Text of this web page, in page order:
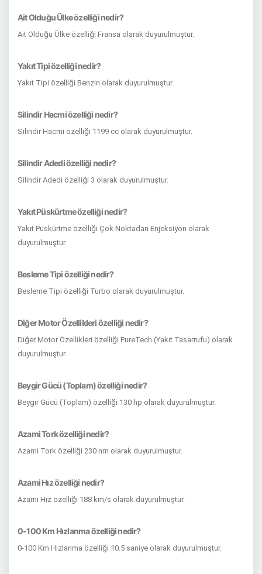
Ait Olduğu Ülke özelliği nedir?
Ait Olduğu Ülke özelliği Fransa olarak duyurulmuştur.
Yakıt Tipi özelliği nedir?
Yakıt Tipi özelliği Benzin olarak duyurulmuştur.
Silindir Hacmi özelliği nedir?
Silindir Hacmi özelliği 1199 cc olarak duyurulmuştur.
Silindir Adedi özelliği nedir?
Silindir Adedi özelliği 3 olarak duyurulmuştur.
Yakıt Püskürtme özelliği nedir?
Yakıt Püskürtme özelliği Çok Noktadan Enjeksiyon olarak
duyurulmuştur.
Besleme Tipi özelliği nedir?
Besleme Tipi özelliği Turbo olarak duyurulmuştur.
Diğer Motor Özellikleri özelliği nedir?
Diğer Motor Özellikleri özelliği PureTech (Yakıt Tasarrufu) olarak
duyurulmuştur.
Beygir Gücü (Toplam) özelliği nedir?
Beygir Gücü (Toplam) özelliği 130 hp olarak duyurulmuştur.
Azami Tork özelliği nedir?
Azami Tork özelliği 230 nm olarak duyurulmuştur.
Azami Hız özelliği nedir?
Azami Hız özelliği 188 km/s olarak duyurulmuştur.
0-100 Km Hızlanma özelliği nedir?
0-100 Km Hızlanma özelliği 10.5 saniye olarak duyurulmuştur.